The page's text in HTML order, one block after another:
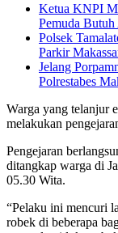
Ketua KNPI
Pemuda
Polsek
Parkir
Jelang
Polrestabes
Warga yang telanjur
melakukan
Pengejaran
ditangkap warga di
05.30 Wita.
“Pelaku ini mencuri
robek di beberapa